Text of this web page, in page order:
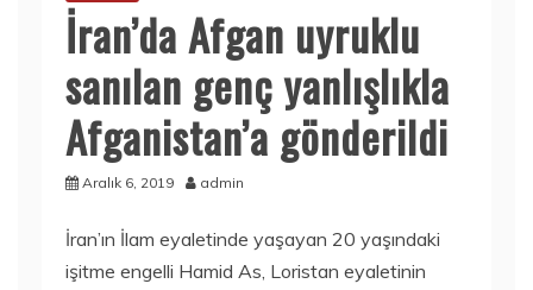
İran’da Afgan uyruklu
sanılan genç yanlışlıkla
Afganistan’a gönderildi
Aralık 6, 2019 admin
İran’ın İlam eyaletinde yaşayan 20 yaşındaki
işitme engelli Hamid As, Loristan eyaletinin